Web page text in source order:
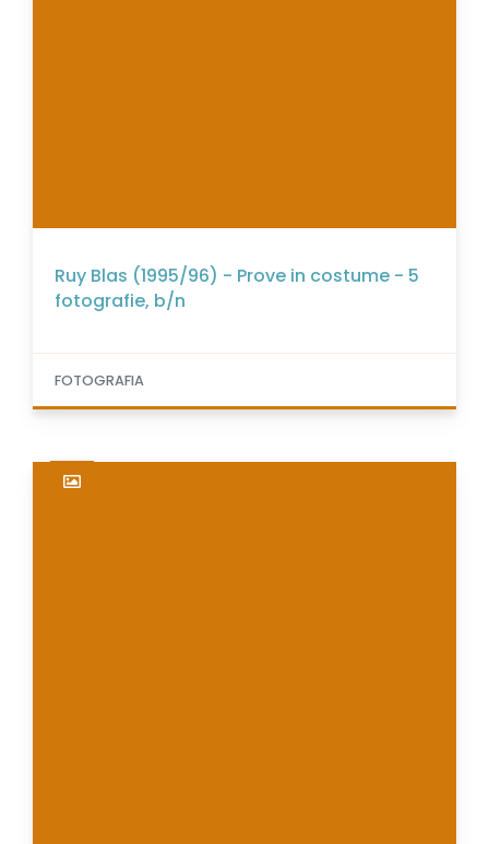
Ruy Blas (1995/96) - Prove in costume - 5
fotografie, b/n
FOTOGRAFIA